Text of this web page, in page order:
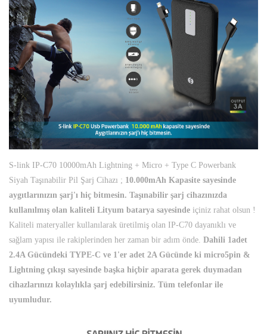
S-link IP-C70 10000mAh Lightning + Micro + Type C Powerbank
Siyah Taşınabilir Pil Şarj Cihazı ; 10.000mAh Kapasite sayesinde
aygıtlarınızın şarj'ı hiç bitmesin. Taşınabilir şarj cihazınızda
kullanılmış olan kaliteli Lityum batarya sayesinde içiniz rahat olsun !
Kaliteli materyaller kullanılarak üretilmiş olan IP-C70 dayanıklı ve
sağlam yapısı ile rakiplerinden her zaman bir adım önde. Dahili 1adet
2.4A Gücündeki TYPE-C ve 1'er adet 2A Gücünde ki micro5pin &
Lightning çıkışı sayesinde başka hiçbir aparata gerek duymadan
cihazlarınızı kolaylıkla şarj edebilirsiniz. Tüm telefonlar ile
uyumludur.